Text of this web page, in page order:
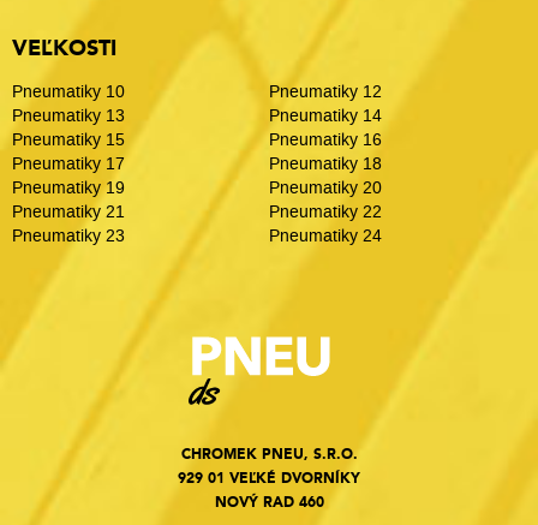
VEĽKOSTI
Pneumatiky 10
Pneumatiky 12
Pneumatiky 13
Pneumatiky 14
Pneumatiky 15
Pneumatiky 16
Pneumatiky 17
Pneumatiky 18
Pneumatiky 19
Pneumatiky 20
Pneumatiky 21
Pneumatiky 22
Pneumatiky 23
Pneumatiky 24
CHROMEK PNEU, S.R.O.
929 01 VEĽKÉ DVORNÍKY
NOVÝ RAD 460